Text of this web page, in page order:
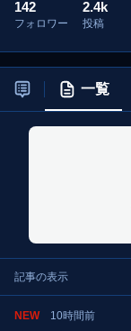
142
フォロワー
2.4k
投稿
一覧
記事の表示
NEW 10時間前